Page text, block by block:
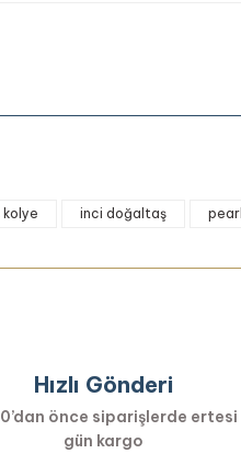
inci doğaltaş pearl
Hızlı Gönderi
önce siparişlerde ertesi
gün kargo